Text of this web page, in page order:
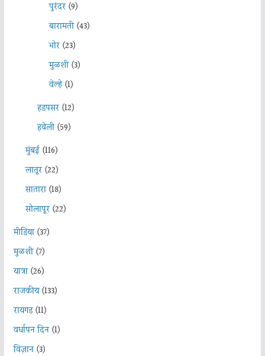
पुरंदर(9)
बारामती(43)
भोर(23)
मुळशी(3)
वेल्हे(1)
हडपसर(12)
हवेली(59)
मुंबई(116)
लातूर(22)
सातारा(18)
सोलापूर(22)
मीडिया(37)
मुळशी(7)
यात्रा(26)
राजकीय(133)
रायगड(11)
वर्धापन दिन(1)
विज्ञान(3)